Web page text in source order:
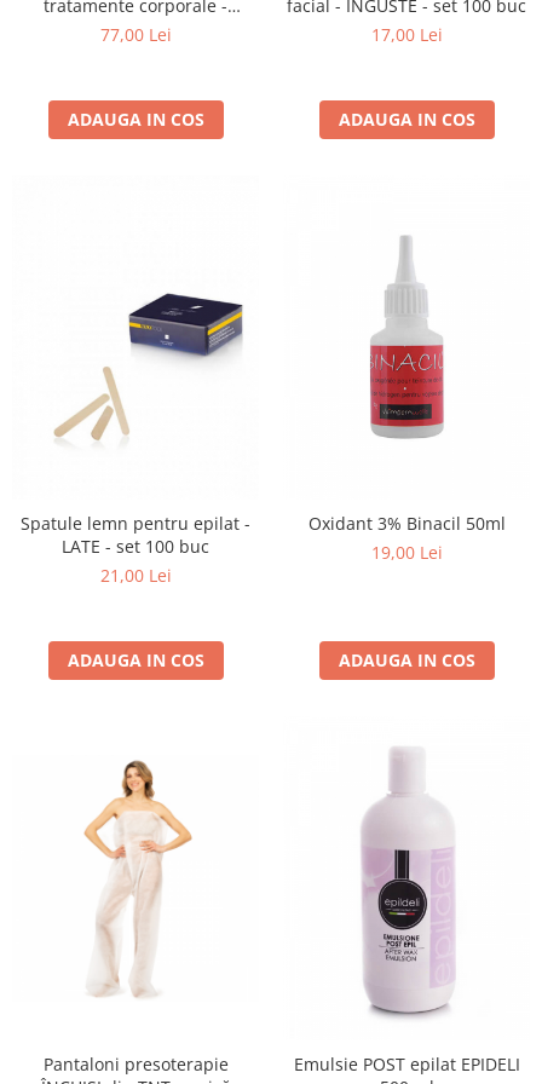
tratamente corporale -
DELILINE - 1L
77,00 Lei
ADAUGA IN COS
facial - ÎNGUSTE - set 100 buc
17,00 Lei
ADAUGA IN COS
Spatule lemn pentru epilat -
LATE - set 100 buc
21,00 Lei
ADAUGA IN COS
Oxidant 3% Binacil 50ml
19,00 Lei
ADAUGA IN COS
Pantaloni presoterapie
Emulsie POST epilat EPIDELI